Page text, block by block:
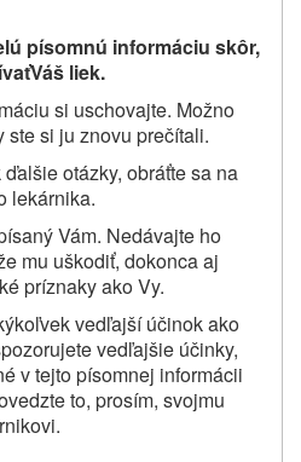
písomnú informáciu skôr,
Váš liek.
si uschovajte. Možno
ste si ju znovu prečítali.
otázky, obráťte sa na
lekárnika.
Vám. Nedávajte ho
mu uškodiť, dokonca aj
príznaky ako Vy.
vedľajší účinok ako
vedľajšie účinky,
v tejto písomnej informácii
to, prosím, svojmu